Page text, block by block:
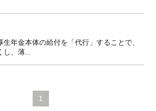
生年金本体の給付を「代行」することで、
、薄...
1